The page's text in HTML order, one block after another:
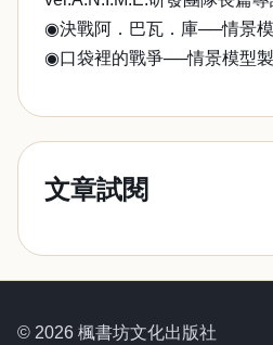
◉決戰阿．巴瓦．庫──情景
◉口袋裡的戰爭──情景模型
文章試閱
© 2026 楓書坊文化出版社